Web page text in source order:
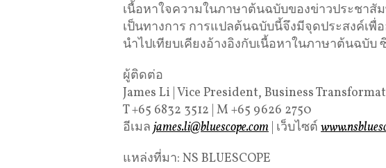
เนื้อหาใจความในภาษาต้นฉบับของข่าวประชาสั
เป็นทางการ การแปลต้นฉบับนี้จึงมีจุดประสงค์เพื่
นำไปเทียบเคียงอ้างอิงกับเนื้อหาในภาษาต้นฉบั
ผู้ติดต่อ
James Li | Vice President, Business
T +65 6832 3512 | M +65 9626 2750
อีเมล james.li@bluescope.com | เว็บไซต์
แหล่งที่มา: NS BLUESCOPE